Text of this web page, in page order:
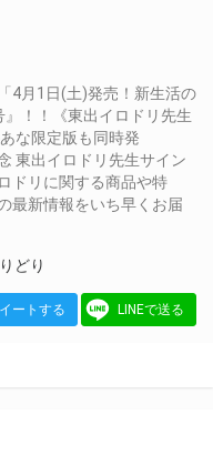
4月1日(土)発売！新生活の
』！！《東出イロドリ先生
な限定版も同時発
東出イロドリ先生サイン
ドリに関する商品や特
最新情報をいち早くお届
どり
ートする LINEで送る